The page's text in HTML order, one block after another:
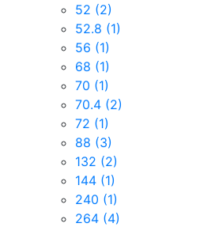
52 (2)
52.8 (1)
56 (1)
68 (1)
70 (1)
70.4 (2)
72 (1)
88 (3)
132 (2)
144 (1)
240 (1)
264 (4)